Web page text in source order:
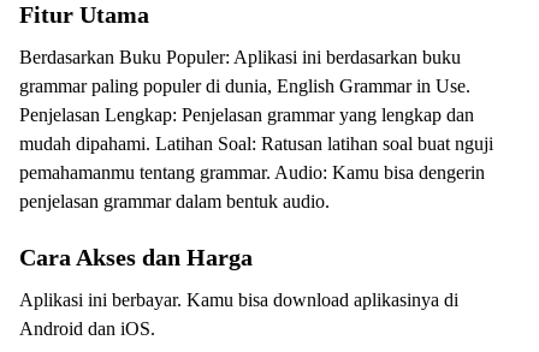
Fitur Utama
Berdasarkan Buku Populer: Aplikasi ini berdasarkan buku
grammar paling populer di dunia, English Grammar in Use.
Penjelasan Lengkap: Penjelasan grammar yang lengkap dan
mudah dipahami. Latihan Soal: Ratusan latihan soal buat nguji
pemahamanmu tentang grammar. Audio: Kamu bisa dengerin
penjelasan grammar dalam bentuk audio.
Cara Akses dan Harga
Aplikasi ini berbayar. Kamu bisa download aplikasinya di
Android dan iOS.